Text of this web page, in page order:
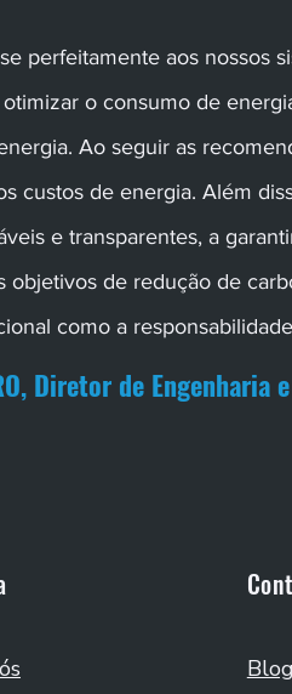
perfeitamente aos nossos
o consumo de
Ao seguir as
custos de energia. Além
e transparentes, a
de redução de
como a
Diretor de Engenharia